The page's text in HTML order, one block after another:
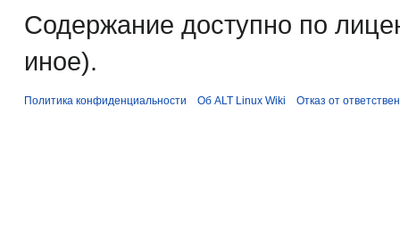
Содержание доступно по
иное).
Политика конфиденциальности Об ALT Linux Wiki Отказ от